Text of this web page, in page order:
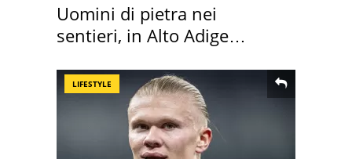
Uomini di pietra nei
sentieri, in Alto Adige
LIFESTYLE